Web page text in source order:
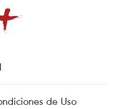
de Uso